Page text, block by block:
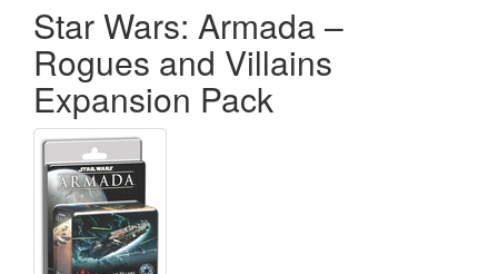
Star Wars: Armada –
Rogues and Villains
Expansion Pack